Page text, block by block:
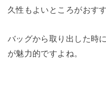
久性もよいところがおす
バッグから取り出した時
が魅力的ですよね。